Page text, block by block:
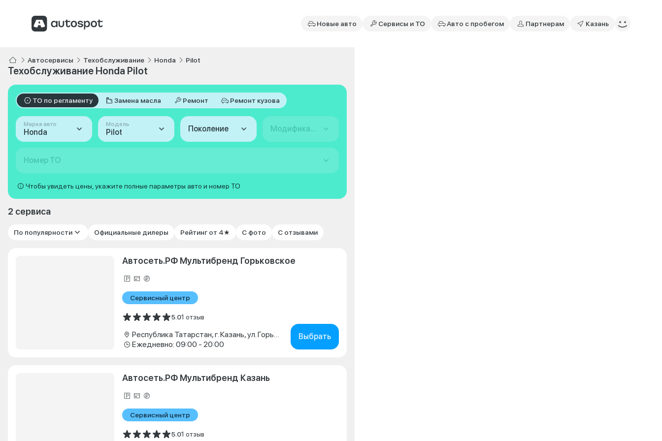
Новые авто Сервисы и ТО Авто с пробегом Партнерам Казань
Автосервисы Техобслуживание Honda Pilot
Техобслуживание Honda Pilot
ТО по регламенту Замена масла Ремонт Ремонт кузова
Марка авто
Honda
Модель
Pilot Поколение Модификация
Номер ТО
Чтобы увидеть цены, укажите полные параметры авто и номер ТО
2 сервиса
По популярности Официальные дилеры Рейтинг от 4★ С фото С отзывами
Автосеть.РФ Мультибренд Горьковское
Сервисный центр
5.01 отзыв
Республика Татарстан, г. Казань, ул. Горьковское Шоссе, д. 55
Ежедневно: 09:00 - 20:00
Выбрать
Автосеть.РФ Мультибренд Казань
Сервисный центр
5.01 отзыв